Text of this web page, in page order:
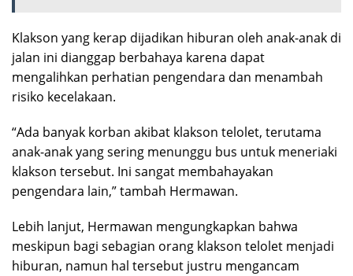
Klakson yang kerap dijadikan hiburan oleh anak-anak di
jalan ini dianggap berbahaya karena dapat
mengalihkan perhatian pengendara dan menambah
risiko kecelakaan.
“Ada banyak korban akibat klakson telolet, terutama
anak-anak yang sering menunggu bus untuk meneriaki
klakson tersebut. Ini sangat membahayakan
pengendara lain,” tambah Hermawan.
Lebih lanjut, Hermawan mengungkapkan bahwa
meskipun bagi sebagian orang klakson telolet menjadi
hiburan, namun hal tersebut justru mengancam